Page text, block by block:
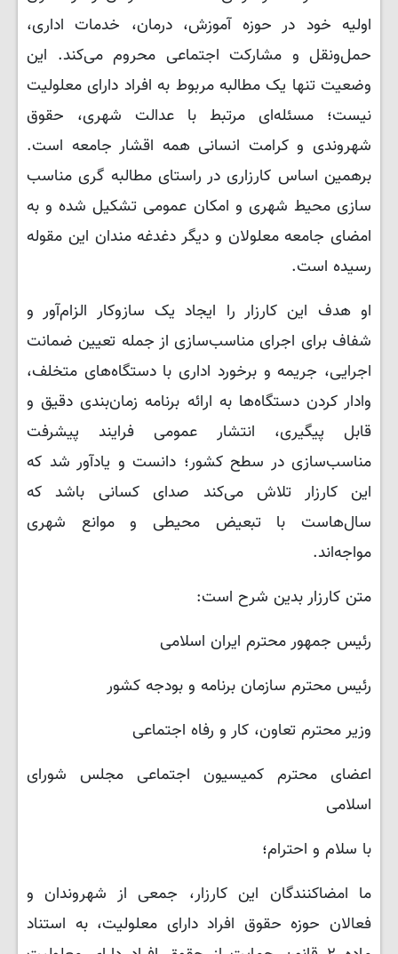
اولیه خود در حوزه آموزش، درمان، خدمات اداری،
حمل‌ونقل و مشارکت اجتماعی محروم می‌کند. این
وضعیت تنها یک مطالبه مربوط به افراد دارای معلولیت
نیست؛ مسئله‌ای مرتبط با عدالت شهری، حقوق
شهروندی و کرامت انسانی همه‌ اقشار جامعه است.
برهمین اساس کارزاری در راستای مطالبه گری مناسب
سازی محیط شهری و امکان عمومی تشکیل شده و به
امضای جامعه معلولان و دیگر دغدغه مندان این مقوله
رسیده است.
او هدف این کارزار را ایجاد یک سازوکار الزام‌آور و
شفاف برای اجرای مناسب‌سازی از جمله تعیین ضمانت
اجرایی، جریمه و برخورد اداری با دستگاه‌های متخلف،
وادار کردن دستگاه‌ها به ارائه برنامه زمان‌بندی دقیق و
قابل پیگیری، انتشار عمومی فرایند پیشرفت
مناسب‌سازی در سطح کشور؛ دانست و یادآور شد که
این کارزار تلاش می‌کند صدای کسانی باشد که
سال‌هاست با تبعیض محیطی و موانع شهری
مواجه‌اند.
متن کارزار بدین شرح است:
رئیس جمهور محترم ایران اسلامی
رئیس محترم سازمان برنامه و بودجه کشور
وزیر محترم تعاون، کار و رفاه اجتماعی
اعضای محترم کمیسیون اجتماعی مجلس شورای
اسلامی
با سلام و احترام؛
ما امضاکنندگان این کارزار، جمعی از شهروندان و
فعالان حوزه حقوق افراد دارای معلولیت، به استناد